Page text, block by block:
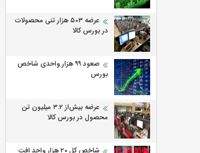
عرضه ۵۰۳ هزار تنی محصولات
در بورس کالا
صعود ۹۹ هزار واحدی شاخص
بورس
عرضه بیش‌از ۳.۲ میلیون تن
محصول در بورس کالا
شاخص کل ۲۰ هزار واحد افت